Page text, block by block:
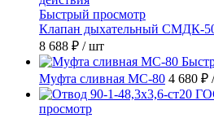
Быстрый просмотр
Клапан дыхательный СМДК-
8 688 ₽ / шт
Муфта сливная МС-80 4 680 ₽
просмотр